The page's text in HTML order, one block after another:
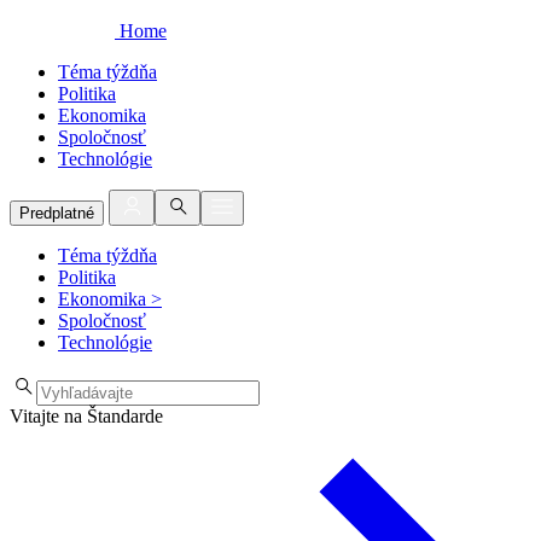
Home
Téma týždňa
Politika
Ekonomika
Spoločnosť
Technológie
Predplatné
Téma týždňa
Politika
Ekonomika >
Spoločnosť
Technológie
Vitajte na Štandarde